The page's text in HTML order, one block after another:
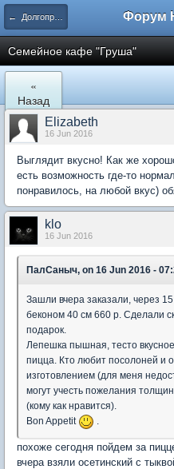
← Долгопрудный
Семейное кафе "Груша"
«
Назад
Elizabeth
16 Jun 2016
Выглядит вкусно! Как же
есть возможность где-то
понравилось, на любой вкус)
klo
16 Jun 2016
ПалСаныч, on 16 Jun 2016 -
Зашли вчера заказали, через
беконом 40 см 660 р. Сделали
подарок.
Лепешка пышная, тесто
пицца. Кто любит посолоней и
изготовлением (для меня
могут учесть пожелания
(кому как нравится).
Bon Appetit
.
похоже сегодня пойдем за
вчера взяли осетинский с